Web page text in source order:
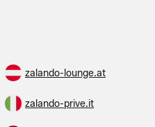
zalando-lounge.at
zalando-prive.it